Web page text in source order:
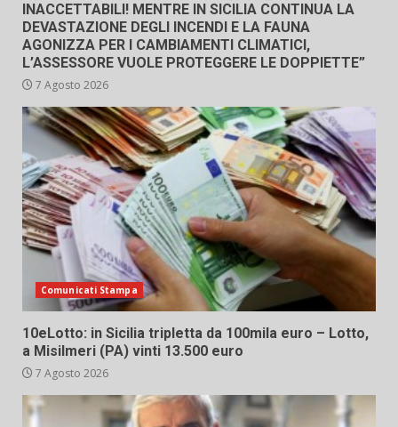
INACCETTABILI! MENTRE IN SICILIA CONTINUA LA
DEVASTAZIONE DEGLI INCENDI E LA FAUNA
AGONIZZA PER I CAMBIAMENTI CLIMATICI,
L’ASSESSORE VUOLE PROTEGGERE LE DOPPIETTE”
7 Agosto 2026
Comunicati Stampa
10eLotto: in Sicilia tripletta da 100mila euro – Lotto,
a Misilmeri (PA) vinti 13.500 euro
7 Agosto 2026